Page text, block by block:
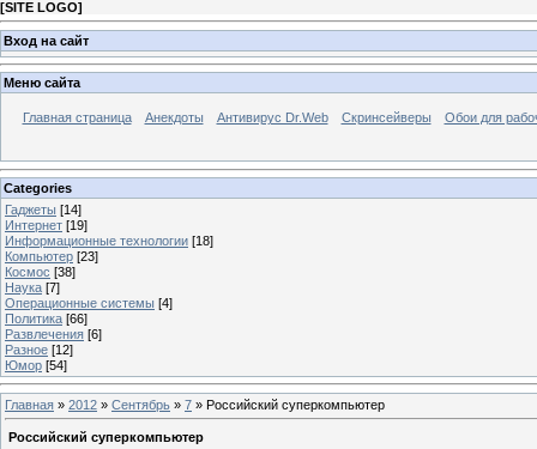
[SITE LOGO]
Вход на сайт
Меню сайта
Главная страница Анекдоты Антивирус Dr.Web Скринсейверы Обои для
Categories
Гаджеты [14]
Интернет [19]
Информационные технологии [18]
Компьютер [23]
Космос [38]
Наука [7]
Операционные системы [4]
Политика [66]
Развлечения [6]
Разное [12]
Юмор [54]
Главная » 2012 » Сентябрь » 7 » Российский суперкомпьютер
Российский суперкомпьютер